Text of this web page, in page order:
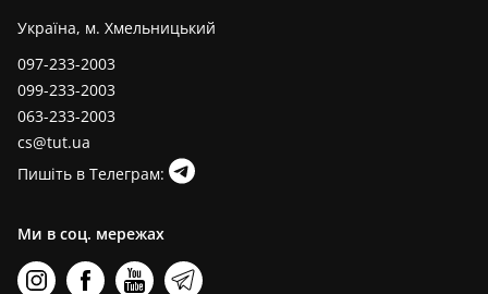
Україна, м. Хмельницький
097-233-2003
099-233-2003
063-233-2003
cs@tut.ua
Пишіть в Телеграм:
Ми в соц. мережах